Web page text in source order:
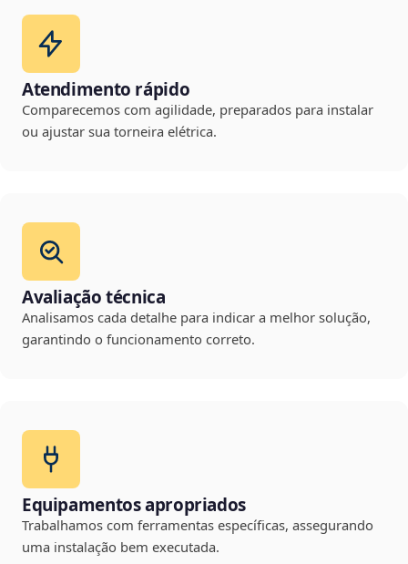
Atendimento rápido
Comparecemos com agilidade, preparados para instalar
ou ajustar sua torneira elétrica.
Avaliação técnica
Analisamos cada detalhe para indicar a melhor solução,
garantindo o funcionamento correto.
Equipamentos apropriados
Trabalhamos com ferramentas específicas, assegurando
uma instalação bem executada.